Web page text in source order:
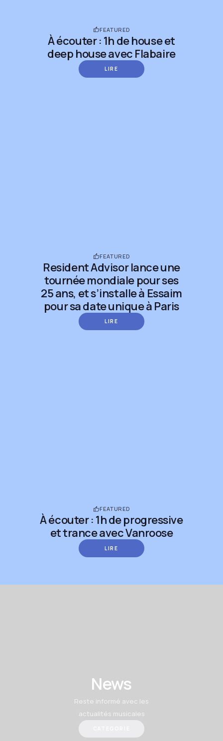
FEATURED
À écouter : 1h de house et
deep house avec Flabaire
LIRE
FEATURED
Resident Advisor lance une
tournée mondiale pour ses
25 ans, et s’installe à Essaim
pour sa date unique à Paris
LIRE
FEATURED
À écouter : 1h de progressive
et trance avec Vanroose
LIRE
News
Reste informé avec les
actualités musicales